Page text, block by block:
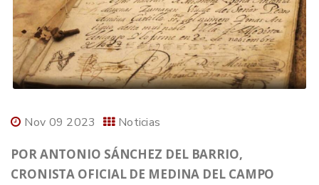
Nov 09 2023 Noticias
POR ANTONIO SÁNCHEZ DEL BARRIO,
CRONISTA OFICIAL DE MEDINA DEL CAMPO